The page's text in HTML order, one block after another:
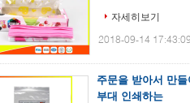
자세히보기
2018-09-14 17:43:09
주문을 받아서 만
부대 인쇄하는